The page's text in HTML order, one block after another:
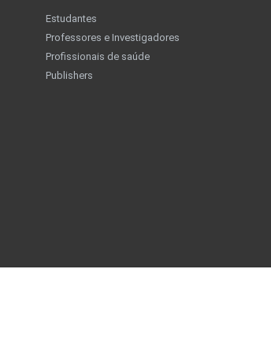
Estudantes
Professores e Investigadores
Profissionais de saúde
Publishers